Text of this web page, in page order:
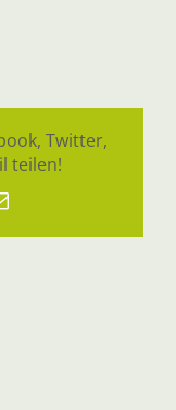
Twitter,
teilen!
E-